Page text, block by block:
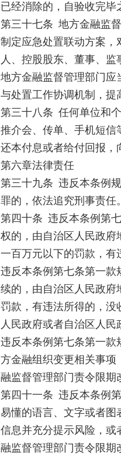
已经消除的，自验收完
第三十七条 地方金融监
制定应急处置联动方案，
人、控股股东、董事、
地方金融监督管理部门应
与处置工作协调机制，提
第三十八条 任何单位和
推介会、传单、手机短信
还本付息或者给付回报，
第六章法律责任
第三十九条 违反本条例
罪的，依法追究刑事责任
第四十条 违反本条例第
权的，由自治区人民政府
一百万元以下的罚款，有
违反本条例第七条第一款
续的，由自治区人民政府
罚款，有违法所得的，没
人民政府或者自治区人
违反本条例第七条第一款
方金融组织变更相关事项
融监督管理部门责令限期
第四十一条 违反本条例
易懂的语言、文字或者图
信息并充分提示风险，或
融监督管理部门责令限期